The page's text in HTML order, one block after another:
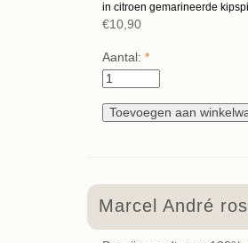
in citroen gemarineerde
€10,90
Aantal: *
Marcel André